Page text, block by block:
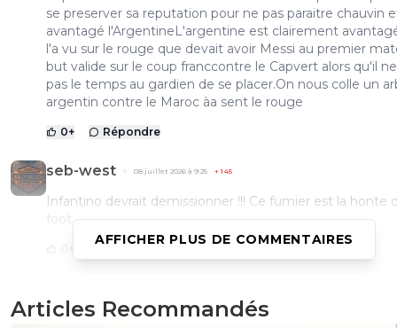
se preserver sa reputation pour ne pas paraitre chauvin
avantagé l'ArgentineL'argentine est clairement
l'a vu sur le rouge que devait avoir Messi au premier
but valide sur le coup franccontre le Capvert alors qu'il
pas le temps au gardien de se placer.On nous colle un
argentin contre le Maroc àa sent le rouge
0+ Répondre
seb-west 08 juillet 2026 à 9:25 +145
Infantino devrait demissionner !!! Ce fumier est la honte
foot…
ce type va continuer à exploiter sa position.il
AFFICHER PLUS DE COMMENTAIRES
Articles Recommandés